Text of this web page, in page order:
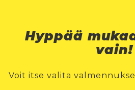
Hyppää
vain!
Voit itse valita